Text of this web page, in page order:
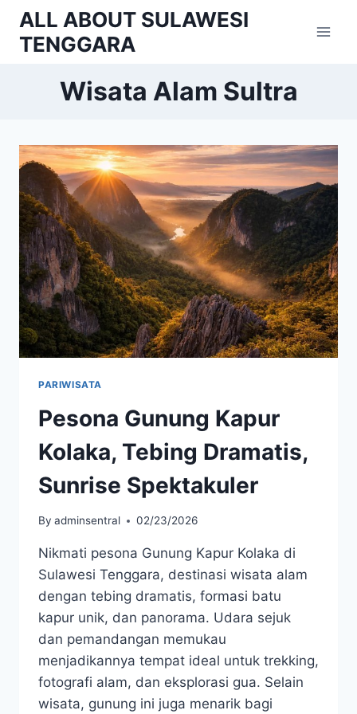
Skip
content
ALL ABOUT SULAWESI
TENGGARA
Wisata Alam Sultra
PARIWISATA
Pesona Gunung Kapur
Kolaka, Tebing Dramatis,
Sunrise Spektakuler
By adminsentral 02/23/2026
Nikmati pesona Gunung Kapur Kolaka di
Sulawesi Tenggara, destinasi wisata alam
dengan tebing dramatis, formasi batu
kapur unik, dan panorama. Udara sejuk
dan pemandangan memukau
menjadikannya tempat ideal untuk trekking,
fotografi alam, dan eksplorasi gua. Selain
wisata, gunung ini juga menarik bagi